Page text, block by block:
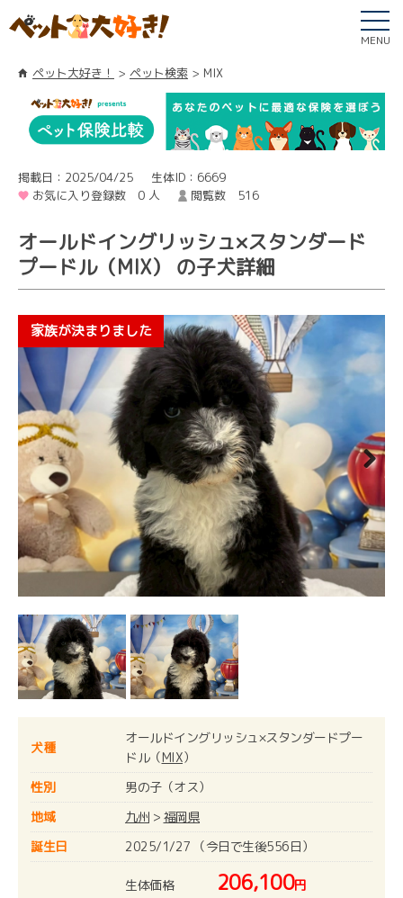
MENU
ペット大好き！ ペット検索 MIX
掲載日：2025/04/25
生体ID：6669
お気に入り登録数 0 人
閲覧数 516
オールドイングリッシュ×スタンダード
プードル（MIX） の子犬詳細
Next
犬種
オールドイングリッシュ×スタンダードプー
ドル（MIX）
性別
男の子（オス）
地域
九州 > 福岡県
誕生日
2025/1/27 （今日で生後556日）
生体価格 206,100円